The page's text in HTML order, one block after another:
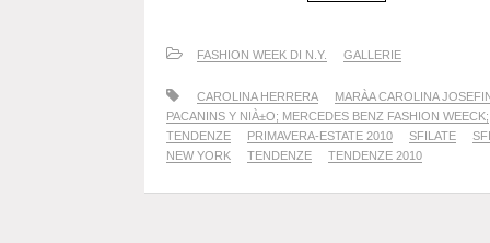
FASHION WEEK DI N.Y. GALLERIE
CAROLINA HERRERA
MARÀ­A CAROLINA
PACANINS Y NIÀ±O; MERCEDES BENZ FASHION WEECK;
TENDENZE
PRIMAVERA-ESTATE 2010 SFILATE
NEW YORK
TENDENZE TENDENZE 2010